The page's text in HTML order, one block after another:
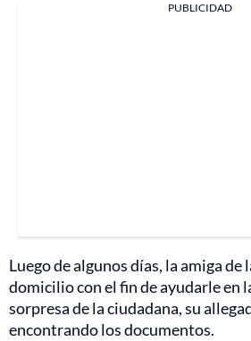
PUBLICIDAD
Luego de algunos días, la amiga de
domicilio con el fin de ayudarle en
sorpresa de la ciudadana, su
encontrando los documentos.